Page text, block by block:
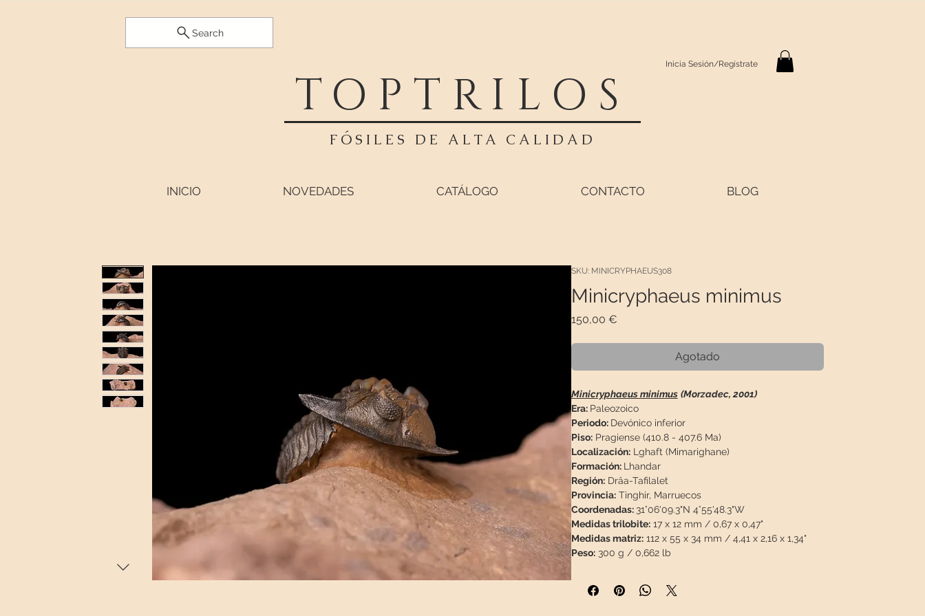
Search
TOPTRILOS
FÓSILES DE ALTA CALIDAD
Inicia Sesión/Regístrate
INICIO NOVEDADES CATÁLOGO CONTACTO BLOG
SKU: MINICRYPHAEUS308
Minicryphaeus minimus
150,00 €Precio
Agotado
Minicryphaeus minimus (Morzadec, 2001)
Era: Paleozoico
Periodo: Devónico inferior
Piso:Pragiense (410.8 - 407.6 Ma)
Localización:Lghaft (Mimarighane)
Formación: Lhandar
Región:Drâa-Tafilalet
Provincia:Tinghir, Marruecos
Coordenadas: 31°06'09.3"N 4°55'48.3"W
Medidas trilobite:17 x 12 mm / 0,67 x 0,47"
Medidas matriz:112 x 55 x 34 mm / 4,41 x 2,16 x 1,34"
Peso:300 g / 0,662 lb
este nivel de detalle en un ejemplar de esta especie.
Fósil limpiado por manos expertas con chorro de arena.